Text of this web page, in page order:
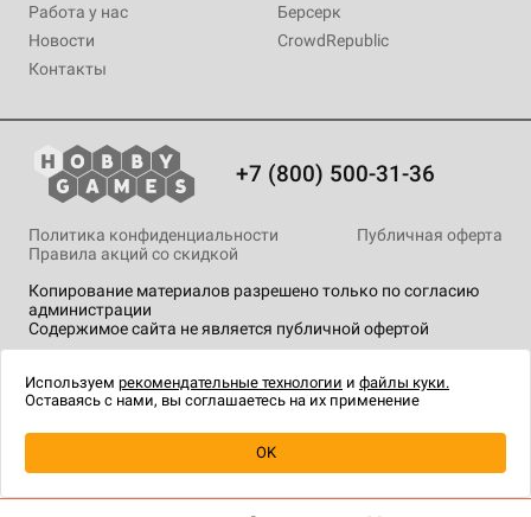
Купить| 2 490 ₽
Работа у нас
Новости
Контакты
Берсерк
CrowdRepublic
+7 (800) 500-31-36
Копирование материалов разрешено только по согласию
администрации
Содержимое сайта не является публичной офертой
Политика конфиденциальности
Публичная оферта
Правила акций со скидкой
технологии.
Используем рекомендательные технологии и файлы куки.
Оставаясь с нами, вы соглашаетесь на их применение
OK